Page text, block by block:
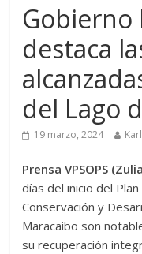
Gobierno
destaca
del Lago
19 marzo, 2024
Prensa VPSOPS
días del inicio del
Conservación y
Maracaibo son
su recuperación